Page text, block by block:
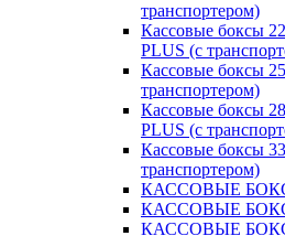
транспортером)
Кассовые боксы
PLUS (с
Кассовые боксы
транспортером)
Кассовые боксы
PLUS (с
Кассовые боксы
транспортером)
КАССОВЫЕ
КАССОВЫЕ
КАССОВЫЕ